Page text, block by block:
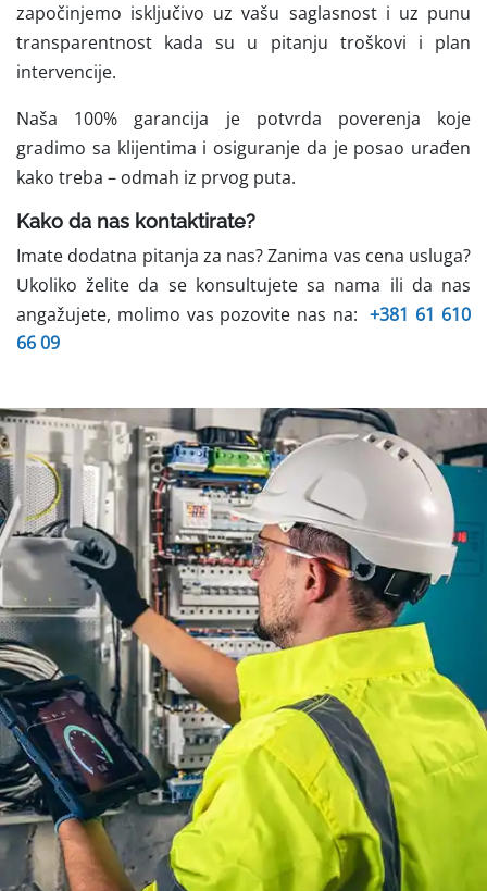
započinjemo isključivo uz vašu saglasnost i uz punu
transparentnost kada su u pitanju troškovi i plan
intervencije.
Naša 100% garancija je potvrda poverenja koje
gradimo sa klijentima i osiguranje da je posao urađen
kako treba – odmah iz prvog puta.
Kako da nas kontaktirate?
Imate dodatna pitanja za nas? Zanima vas cena usluga?
Ukoliko želite da se konsultujete sa nama ili da nas
angažujete, molimo vas pozovite nas na: +381 61 610
66 09